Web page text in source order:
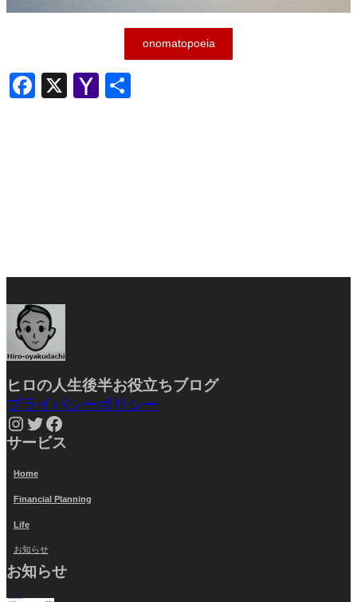
onomatopoeia
Facebook
X
Yahoo
ヒロの人生後半お役立ちブログ
プライバシーポリシー
Instagram Twitter Facebook
サービス
Home
Financial Planning
Life
お知らせ
お知らせ